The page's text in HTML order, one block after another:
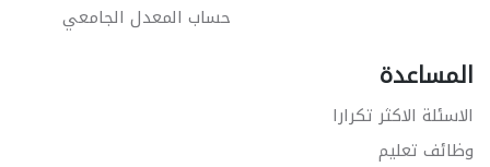
حساب المعدل الجامعي
المساعدة
الاسئلة الاكثر تكرارا
وظائف تعليم